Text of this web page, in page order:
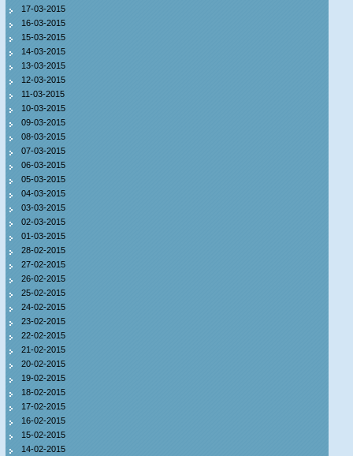
17-03-2015
16-03-2015
15-03-2015
14-03-2015
13-03-2015
12-03-2015
11-03-2015
10-03-2015
09-03-2015
08-03-2015
07-03-2015
06-03-2015
05-03-2015
04-03-2015
03-03-2015
02-03-2015
01-03-2015
28-02-2015
27-02-2015
26-02-2015
25-02-2015
24-02-2015
23-02-2015
22-02-2015
21-02-2015
20-02-2015
19-02-2015
18-02-2015
17-02-2015
16-02-2015
15-02-2015
14-02-2015